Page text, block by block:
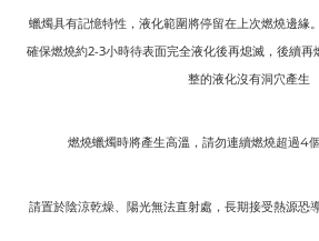
蠟燭具有記憶特性，液化範圍將停留在上次燃燒邊緣
確保燃燒約2-3小時待表面完全液化後再熄滅，後續
整的液化沒有洞穴產生
燃燒蠟燭時將產生高溫，請勿連續燃燒超過4
請置於陰涼乾燥、陽光無法直射處，長期接受熱源恐